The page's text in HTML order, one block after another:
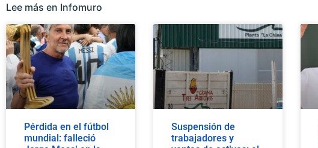
Lee más en Infomuro
Pérdida en el fútbol
mundial: falleció
Suspensión de
trabajadores y